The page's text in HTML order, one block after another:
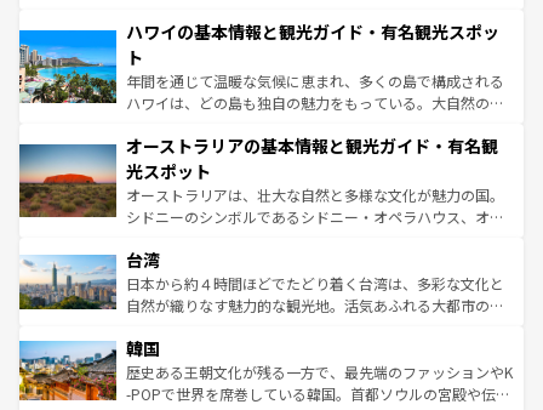
着のスイス情報はコンテンツ一覧を参照してほしい。
のような巨大都市は、観光、ショッピング、エンターテイ
ンメントが詰まった刺激的なスポットだ。一方、アメリカ
西部には大自然が広がり、グランドキャニオンやイエロー
ストーン国立公園といった絶景が堪能できる。さらに、南
文化が魅力。旅行者はアメリカの各地域で異なる魅力を楽
しみながら、その多様性と豊かな歴史を感じることができ
るだろう。車でのロードトリップや列車の旅も、アメリカ
ならではの贅沢な旅のスタイルだ。 なお、新着のアメリカ
情報は コンテンツ一覧 を参照してほしい。
ハワイの基本情報と観光ガイド・有名観光スポッ
ト
年間を通じて温暖な気候に恵まれ、多くの島で構成される
ハワイは、どの島も独自の魅力をもっている。大自然の神
ワイ島は見逃せない。また、定番の観光地といえばオアフ
島だが、静かな自然を求めるならマウイ島やカウアイ島が
おすすめ。エメラルドグリーンに輝く海をはじめ、豊かな
文化や歴史が息づいている。「アロハスピリット」と呼ば
人々、おいしいローカルフードやハワイアンミュージッ
ク、伝統的なフラダンスなど、すべてがハワイの魅力を彩
っている。訪れるたびに新しい発見と感動が待っているハ
はコンテンツ一覧
オーストラリアの基本情報と観光ガイド・有名観
光スポット
オーストラリアは、壮大な自然と多様な文化が魅力の国。
シドニーのシンボルであるシドニー・オペラハウス、オー
リアリーフや大陸中央部にそびえるウルル（エアーズロッ
ク）、タスマニアの美しい原生林やケアンズの熱帯雨林な
ど、見どころがたくさん。また、カフェやワイン、オージ
いる。アクティビティも充実しており、サーフィンやダイ
ビング、ハイキングなど、アウトドア好きにはたまらな
い。オーストラリアの多彩な魅力を存分に味わいつくそ
台湾
日本から約４時間ほどでたどり着く台湾は、多彩な文化と
自然が織りなす魅力的な観光地。活気あふれる大都市の台
ン）、静ひつな山岳地帯である台湾東部など、都市の喧騒
と山間の静けさが共存しており、訪れる人に新しい発見と
驚きをもたらしてくれる。また、奥深い台湾の食文化も魅
韓国
歴史ある王朝文化が残る一方で、最先端のファッションやK
-POPで世界を席巻している韓国。首都ソウルの宮殿や伝統